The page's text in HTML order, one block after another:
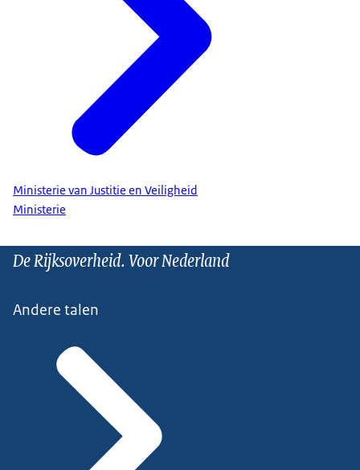
Ministerie van Justitie en Veiligheid
Ministerie
De Rijksoverheid. Voor Nederland
Andere talen